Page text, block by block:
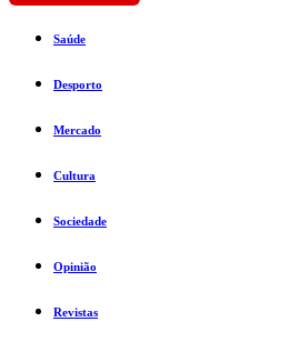
Saúde
Desporto
Mercado
Cultura
Sociedade
Opinião
Revistas